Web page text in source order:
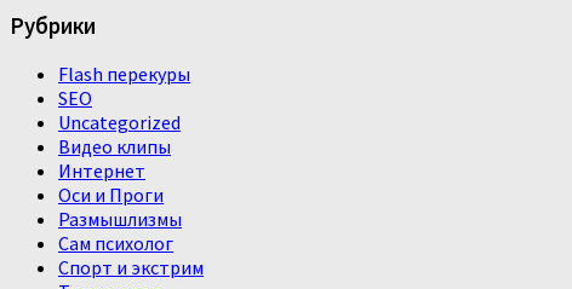
Рубрики
Flash перекуры
SEO
Uncategorized
Видео клипы
Интернет
Оси и Проги
Размышлизмы
Сам психолог
Спорт и экстрим